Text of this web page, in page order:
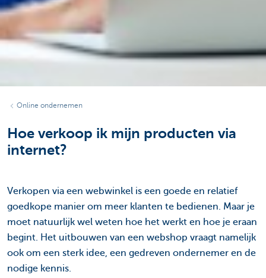
Online ondernemen
Hoe verkoop ik mijn producten via
internet?
Verkopen via een webwinkel is een goede en relatief
goedkope manier om meer klanten te bedienen. Maar je
moet natuurlijk wel weten hoe het werkt en hoe je eraan
begint. Het uitbouwen van een webshop vraagt namelijk
ook om een sterk idee, een gedreven ondernemer en de
nodige kennis.